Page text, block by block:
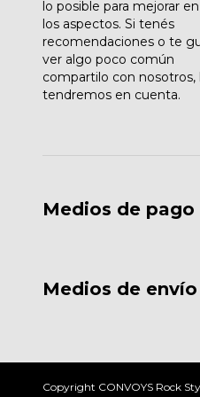
lo posible para mejorar
los aspectos. Si tenés
recomendaciones o te
ver algo poco común
compartilo con nosotros,
tendremos en cuenta.
Medios de pago
Medios de envío
Copyright CONVOYS Rock